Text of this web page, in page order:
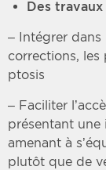
Des
– Intégrer dans
corrections, les
ptosis
– Faciliter
présentant une
amenant à
plutôt que de